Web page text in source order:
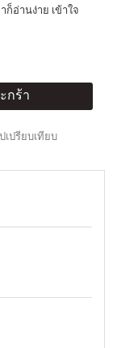
อ่านง่าย เข้าใจ
กร้า
เปรียบเทียบ